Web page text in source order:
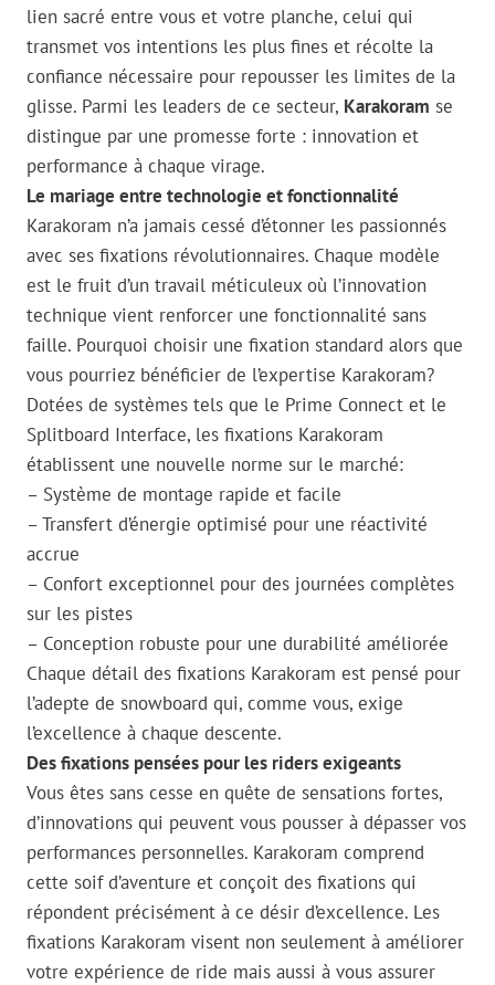
lien sacré entre vous et votre planche, celui qui
transmet vos intentions les plus fines et récolte la
confiance nécessaire pour repousser les limites de la
glisse. Parmi les leaders de ce secteur, Karakoram se
distingue par une promesse forte : innovation et
performance à chaque virage.
Le mariage entre technologie et fonctionnalité
Karakoram n’a jamais cessé d’étonner les passionnés
avec ses fixations révolutionnaires. Chaque modèle
est le fruit d’un travail méticuleux où l’innovation
technique vient renforcer une fonctionnalité sans
faille. Pourquoi choisir une fixation standard alors que
vous pourriez bénéficier de l’expertise Karakoram?
Dotées de systèmes tels que le Prime Connect et le
Splitboard Interface, les fixations Karakoram
établissent une nouvelle norme sur le marché:
– Système de montage rapide et facile
– Transfert d’énergie optimisé pour une réactivité
accrue
– Confort exceptionnel pour des journées complètes
sur les pistes
– Conception robuste pour une durabilité améliorée
Chaque détail des fixations Karakoram est pensé pour
l’adepte de snowboard qui, comme vous, exige
l’excellence à chaque descente.
Des fixations pensées pour les riders exigeants
Vous êtes sans cesse en quête de sensations fortes,
d’innovations qui peuvent vous pousser à dépasser vos
performances personnelles. Karakoram comprend
cette soif d’aventure et conçoit des fixations qui
répondent précisément à ce désir d’excellence. Les
fixations Karakoram visent non seulement à améliorer
votre expérience de ride mais aussi à vous assurer